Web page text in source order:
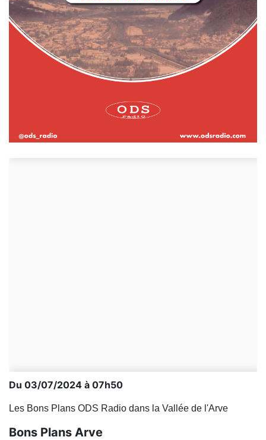
Du 03/07/2024 à 07h50
Les Bons Plans ODS Radio dans la Vallée de l'Arve
Bons Plans Arve